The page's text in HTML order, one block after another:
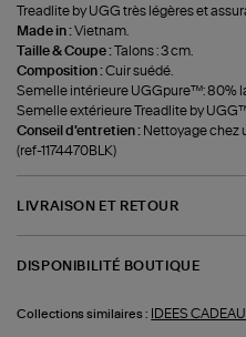
Treadlite by UGG très légères et
Made in :Vietnam.
Taille & Coupe :
Talons : 3 cm.
Composition :Cuir suédé.
Semelle intérieure UGGpure™: 80%
Semelle extérieure Treadlite by
Conseil d'entretien : Nettoyage chez
(ref-1174470BLK)
LIVRAISON ET RETOUR
DISPONIBILITÉ BOUTIQUE
Collections similaires : IDEES